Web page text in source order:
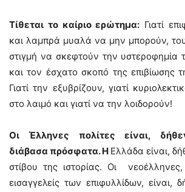
Τίθεται το καίριο ερώτημα: Γιατί
και λαμπρά μυαλά να μην μπορούν,
στιγμή να σκεφτούν την υστεροφημία
και τον έσχατο σκοπό της επιβίωσης
Γιατί την εξυβρίζουν, γιατί
στο λαιμό και γιατί να την λοιδορούν!
Οι Έλληνες πολίτες είναι,
διάβασα πρόσφατα. Η Ελλάδα είναι,
στίβου της ιστορίας. Οι
εισαγγελείς των επιφυλλίδων, είναι,